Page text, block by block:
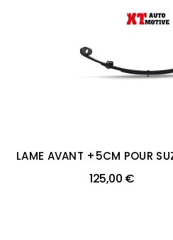
LAME AVANT +5CM POUR
125,00 €